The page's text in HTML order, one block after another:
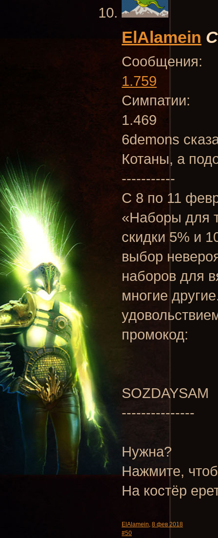
ElAlamein
Сообщения:
1.759
Симпатии:
1.469
6demons
Котаны, а
-----------
C 8 по 11
«Наборы для
скидки 5% и
выбор
наборов для
многие
промокод:
SOZDAYSAM
---------------
Нужна?
Нажмите,
На костёр
ElAlamein, 8 фев 2018
#50